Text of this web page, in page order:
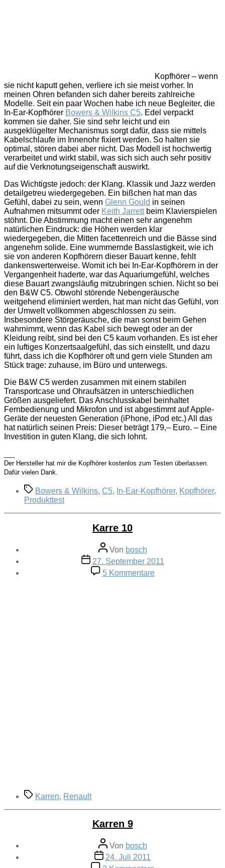
Kopfhörer – wenn
sie nicht kaputt gehen, verliere ich sie meist vorher. In
meinen Ohren befanden sich daher bereits zahlreiche
Modelle. Seit ein paar Wochen habe ich neue Begleiter, die
In-Ear-Kopfhörer Bowers & Wilkins C5. Edel verpackt
kommen sie daher. Sie sind sehr leicht und ein
ausgeklügelter Mechanismus sorgt dafür, dass sie mittels
Kabelschlaufe im Innenohr fixiert werden. So halten sie
optimal, stören dabei aber nicht. Das Modell ist hochwertig
verarbeitet und wirkt stabil, was sich sich auch sehr positiv
auf die Verknotungseigenschaft auswirkt.
Das Wichtigste jedoch: der Klang. Klassik und Jazz werden
detailgetreu wiedergegeben. Ein bißchen hat man das
Gefühl, dabei zu sein, wenn Glenn Gould in seinen
Aufnahmen mitsummt oder Keith Jarrettbeim Klavierspielen
stöhnt. Die Abstimmung macht einen sehr angenehm
natürlichen Eindruck: die Höhen werden klar
wiedergegeben, die Mitten facettenreich und die Bässe sind
angenehm solide. Eine wummernde Basslastigkeit, wie ich
sie von anderen Kopfhörern dieser Bauart kenne, fehlt
dankenswerterweise. Womit ich bei In-Ear-Kopfhörern in der
Vergangenheit haderte, war das Aquariumgefühl, welches
diese Bauart zwangsläufig mitzubringen schien. Nicht so bei
den B&W C5. Obwohl störende Nebengeräusche
weitgehend eliminiert werden, hat man nicht das Gefühl, von
der Umwelt vollkommen abgeschlossen zu sein.
Insbesondere Störgeräusche, die man sonst beim Gehen
wahrnimmt, wenn das Kabel sich bewegt oder an der
Kleidung reibt, sind bei den C5 kaum vorhanden. Es ist eher
ein luftiges Konzertsaalgefühl, das sich einstellt, und dazu
führt, dass ich die Kopfhörer oft und gern viele Stunden am
Stück trage: zuhause, im Büro und unterwegs.
Die B&W C5 werden zusammen mit einem stabilen
Transportcase und Ohraufsätzen in unterschiedlichen
Größen ausgeliefert. Das Anschlusskabel beinhaltet
Fernbedienung und Mikrofon und ist abgestimmt auf Apple-
Geräte der neuesten Generation (iPhone, iPod etc.) All das
hat natürlich seinen Preis: Dieser beträgt 179,– Euro. – Eine
Investition in guten Klang, die sich lohnt.
Der Hersteller hat mir die Kopfhörer kostenlos zum Testen überlassen.
Dafür vielen Dank.
Schlagwörter
Bowers & Wilkins, C5, In-Ear-Kopfhörer, Kopfhörer,
Produkttest
Karre 10
Beitragsautor
Von bosch
Veröffentlichungsdatum
27. September 2011
5 Kommentarezu
Karre
Schlagwörter
Karren, Renault
Karren 9
Beitragsautor
Von bosch
Veröffentlichungsdatum
24. Juli 2011
zu